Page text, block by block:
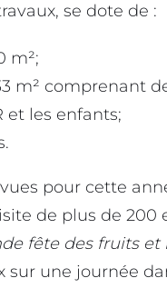
se dote de :
m²;
m² comprenant
et les enfants;
pour cette
de plus de 200
fête des fruits et
une journée